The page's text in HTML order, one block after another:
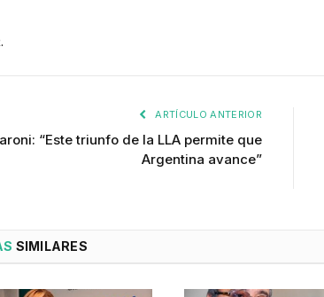
ARTÍCULO ANTERIOR
“Este triunfo de la LLA permite que
Argentina avance”
SIMILARES